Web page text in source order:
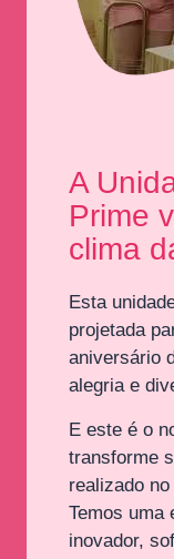
A
Prime
clima
Esta
projetada
aniversário
alegria e
E este é o
transforme
realizado
Temos uma
inovador,